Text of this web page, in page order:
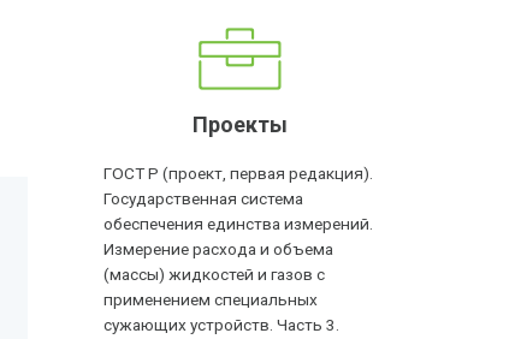
Проекты
ГОСТ Р (проект, первая редакция).
Государственная система
обеспечения единства измерений.
Измерение расхода и объема
(массы) жидкостей и газов с
применением специальных
сужающих устройств. Часть 3.